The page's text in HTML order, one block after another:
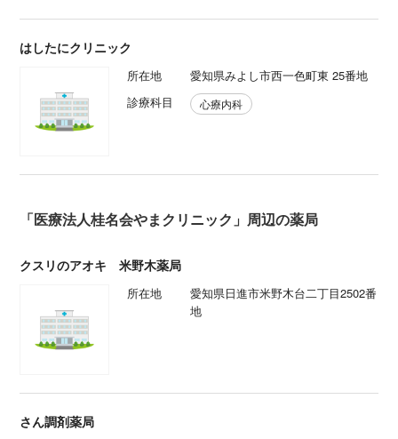
はしたにクリニック
所在地
愛知県みよし市西一色町東 25番地
診療科目
心療内科
「医療法人桂名会やまクリニック」周辺の薬局
クスリのアオキ 米野木薬局
所在地
愛知県日進市米野木台二丁目2502番
地
さん調剤薬局